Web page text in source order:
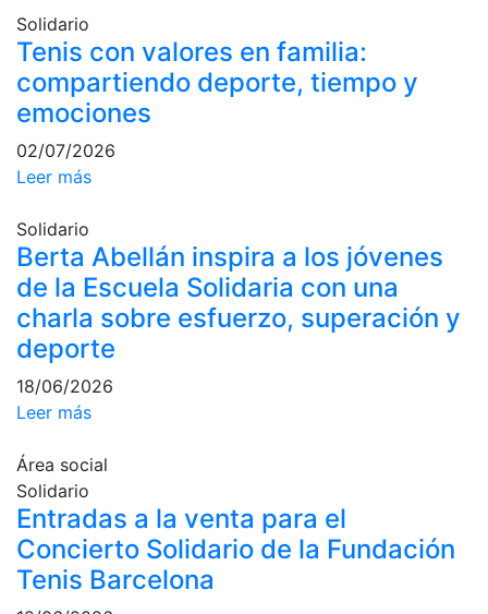
Social
Normativa
Otros deportes
Área social
Socials
Salidas
culturales
Conferencias
Inspirational
Talks
Calendario de
Sociales
Juegos de
mesa
Peñas del Club
Wellness Center
Solidario
Tenis con valores en familia:
compartiendo deporte, tiempo y
emociones
02/07/2026
Leer más
Solidario
Berta Abellán inspira a los jóvenes
de la Escuela Solidaria con una
charla sobre esfuerzo, superación y
deporte
18/06/2026
Leer más
Área social
Solidario
Entradas a la venta para el
Concierto Solidario de la Fundación
Tenis Barcelona